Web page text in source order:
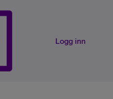
Logg inn